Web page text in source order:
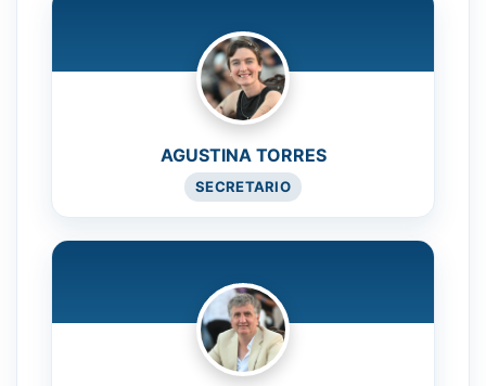
AGUSTINA TORRES
SECRETARIO